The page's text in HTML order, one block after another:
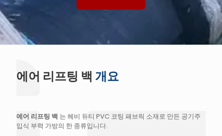
에어 리프팅 백 개요
에어 리프팅 백 는 헤비 듀티 PVC 코팅 패브릭 소재로 만든 공기주
입식 부력 가방의 한 종류입니다.